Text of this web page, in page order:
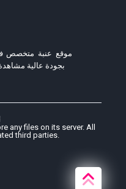
موقع عنبة متخصص
بجودة عالية
any files on its server. All
third parties.